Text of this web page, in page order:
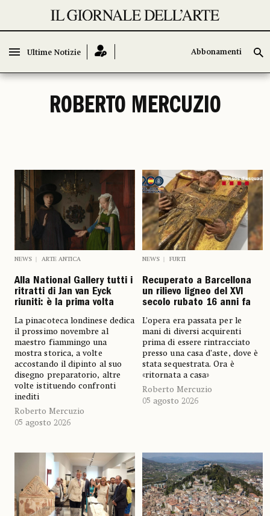
Ultime Notizie Abbonamenti
Ultime Notizie Abbonamenti
ROBERTO MERCUZIO
NEWS ARTE ANTICA
Alla National Gallery tutti i
ritratti di Jan van Eyck
riuniti: è la prima volta
La pinacoteca londinese dedica
il prossimo novembre al
maestro fiammingo una
mostra storica, a volte
accostando il dipinto al suo
disegno preparatorio, altre
volte istituendo confronti
inediti
Roberto Mercuzio
05 agosto 2026
NEWS FURTI
Recuperato a Barcellona
un rilievo ligneo del XVI
secolo rubato 16 anni fa
L’opera era passata per le
mani di diversi acquirenti
prima di essere rintracciato
presso una casa d’aste, dove è
stata sequestrata. Ora è
«ritornata a casa»
Roberto Mercuzio
05 agosto 2026